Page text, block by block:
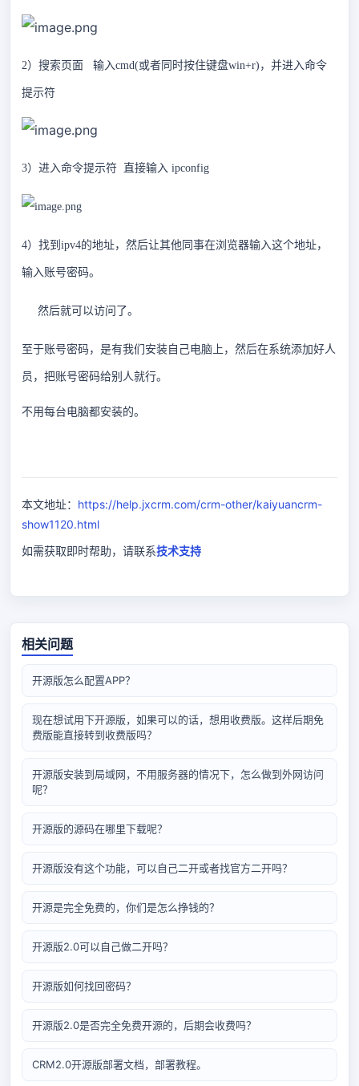
2）搜索页面 输入cmd(或者同时按住键盘win+r)，并进入命令
提示符
3）进入命令提示符 直接输入 ipconfig
4）找到ipv4的地址，然后让其他同事在浏览器输入这个地址，
输入账号密码。
然后就可以访问了。
至于账号密码，是有我们安装自己电脑上，然后在系统添加好人
员，把账号密码给别人就行。
不用每台电脑都安装的。
本文地址： https://help.jxcrm.com/crm-other/kaiyuancrm-
show1120.html
如需获取即时帮助，请联系技术支持
相关问题
开源版怎么配置APP？
现在想试用下开源版，如果可以的话，想用收费版。这样后期免
费版能直接转到收费版吗？
开源版安装到局域网，不用服务器的情况下，怎么做到外网访问
呢？
开源版的源码在哪里下载呢？
开源版没有这个功能，可以自己二开或者找官方二开吗？
开源是完全免费的，你们是怎么挣钱的？
开源版2.0可以自己做二开吗？
开源版如何找回密码？
开源版2.0是否完全免费开源的，后期会收费吗？
CRM2.0开源版部署文档，部署教程。